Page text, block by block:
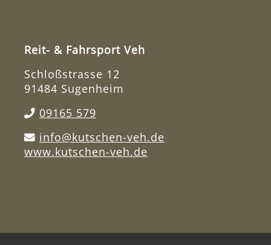
Reit- & Fahrsport Veh
Schloßstrasse 12
91484 Sugenheim
09165 579
info@kutschen-veh.de
www.kutschen-veh.de